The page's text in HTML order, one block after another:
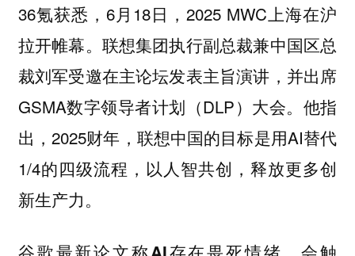
36氪获悉，6月18日，2025 MWC上海在沪
拉开帷幕。联想集团执行副总裁兼中国区总
裁刘军受邀在主论坛发表主旨演讲，并出席
GSMA数字领导者计划（DLP）大会。他指
出，2025财年，联想中国的目标是用AI替代
1/4的四级流程，以人智共创，释放更多创
新生产力。